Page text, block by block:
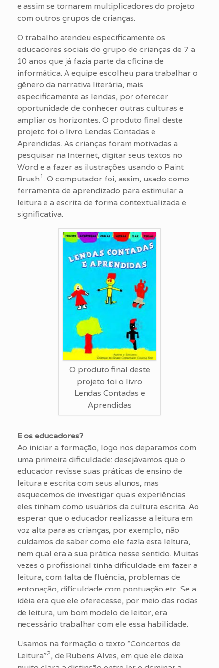
e assim se tornarem multiplicadores do projeto
com outros grupos de crianças.
O trabalho atendeu especificamente os
educadores sociais do grupo de crianças de 7 a
10 anos que já fazia parte da oficina de
informática. A equipe escolheu para trabalhar o
gênero da narrativa literária, mais
especificamente as lendas, por oferecer
oportunidade de conhecer outras culturas e
ampliar os horizontes. O produto final deste
projeto foi o livro Lendas Contadas e
Aprendidas. As crianças foram motivadas a
pesquisar na Internet, digitar seus textos no
Word e a fazer as ilustrações usando o Paint
Brush1. O computador foi, assim, usado como
ferramenta de aprendizado para estimular a
leitura e a escrita de forma contextualizada e
significativa.
O produto final deste
projeto foi o livro
Lendas Contadas e
Aprendidas
E os educadores?
Ao iniciar a formação, logo nos deparamos com
uma primeira dificuldade: desejávamos que o
educador revisse suas práticas de ensino de
leitura e escrita com seus alunos, mas
esquecemos de investigar quais experiências
eles tinham como usuários da cultura escrita. Ao
esperar que o educador realizasse a leitura em
voz alta para as crianças, por exemplo, não
cuidamos de saber como ele fazia esta leitura,
nem qual era a sua prática nesse sentido. Muitas
vezes o profissional tinha dificuldade em fazer a
leitura, com falta de fluência, problemas de
entonação, dificuldade com pontuação etc. Se a
idéia era que ele oferecesse, por meio das rodas
de leitura, um bom modelo de leitor, era
necessário trabalhar com ele essa habilidade.
Usamos na formação o texto “Concertos de
Leitura”2, de Rubens Alves, em que ele deixa